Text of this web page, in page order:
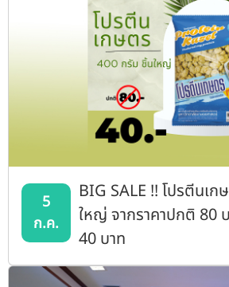
5
ก.ค.
BIG SALE !! โปรตีนเ
ใหญ่ จากราคาปกติ 80
40 บาท